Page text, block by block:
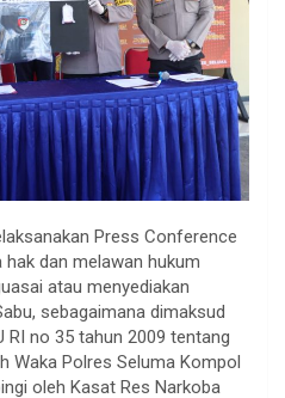
Press Conference
dan melawan hukum
atau menyediakan
sebagaimana dimaksud
RI no 35 tahun 2009 tentang
Waka Polres Seluma Kompol
oleh Kasat Res Narkoba